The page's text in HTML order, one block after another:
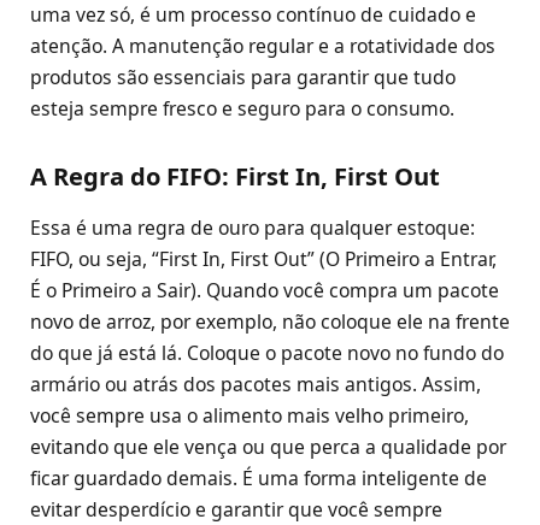
uma vez só, é um processo contínuo de cuidado e
atenção. A manutenção regular e a rotatividade dos
produtos são essenciais para garantir que tudo
esteja sempre fresco e seguro para o consumo.
A Regra do FIFO: First In, First Out
Essa é uma regra de ouro para qualquer estoque:
FIFO, ou seja, “First In, First Out” (O Primeiro a Entrar,
É o Primeiro a Sair). Quando você compra um pacote
novo de arroz, por exemplo, não coloque ele na frente
do que já está lá. Coloque o pacote novo no fundo do
armário ou atrás dos pacotes mais antigos. Assim,
você sempre usa o alimento mais velho primeiro,
evitando que ele vença ou que perca a qualidade por
ficar guardado demais. É uma forma inteligente de
evitar desperdício e garantir que você sempre